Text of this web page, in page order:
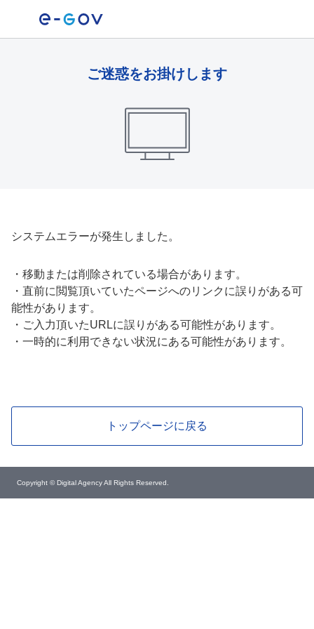
ご迷惑をお掛けします
システムエラーが発生しました。
・ 移動または削除されている場合があります。
・ 直前に閲覧頂いていたページへのリンクに誤りがある可
能性があります。
・ ご入力頂いたURLに誤りがある可能性があります。
・ 一時的に利用できない状況にある可能性があります。
トップページに戻る
Copyright © Digital Agency All Rights Reserved.